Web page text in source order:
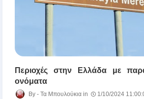
Περιοχές στην Ελλάδα με
ονόματα
Τα Μπουλούκια 1/10/2024